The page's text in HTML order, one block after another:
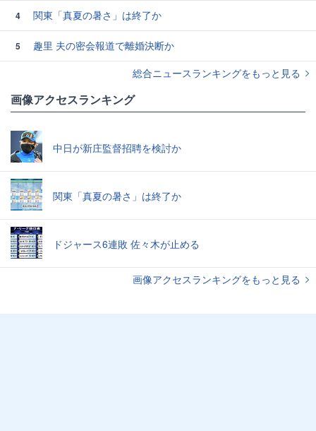
4 関東「真夏の暑さ」は終了か
5
趣里 夫の密会報道で離婚決断か
総合ニュースランキングをもっと見る
画像アクセスランキング
中日が新庄監督招聘を検討か
関東「真夏の暑さ」は終了か
ドジャース6連敗 佐々木が止める
画像アクセスランキングをもっと見る